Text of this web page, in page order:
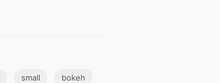
small bokeh